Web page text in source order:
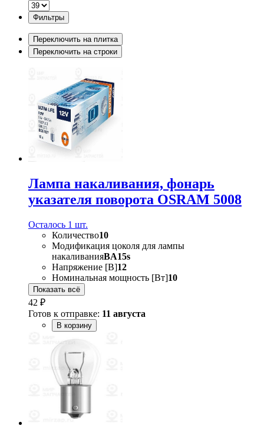
Фильтры
Переключить на плитка
Переключить на строки
Лампа накаливания, фонарь
указателя поворота OSRAM 5008
Осталось 1 шт.
Количество10
Модификация цоколя для лампы
накаливанияBA15s
Напряжение [В]12
Номинальная мощность [Вт]10
Показать всё
42 ₽
Готов к отправке: 11 августа
В корзину